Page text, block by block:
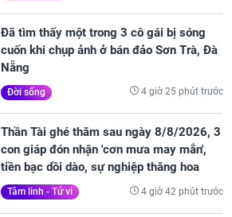
Đã tìm thấy một trong 3 cô gái bị sóng
cuốn khi chụp ảnh ở bán đảo Sơn Trà, Đà
Nẵng
Đời sống 4 giờ 25 phút trước
Thần Tài ghé thăm sau ngày 8/8/2026, 3
con giáp đón nhận 'cơn mưa may mắn',
tiền bạc dồi dào, sự nghiệp thăng hoa
Tâm linh - Tử vi 4 giờ 42 phút trước